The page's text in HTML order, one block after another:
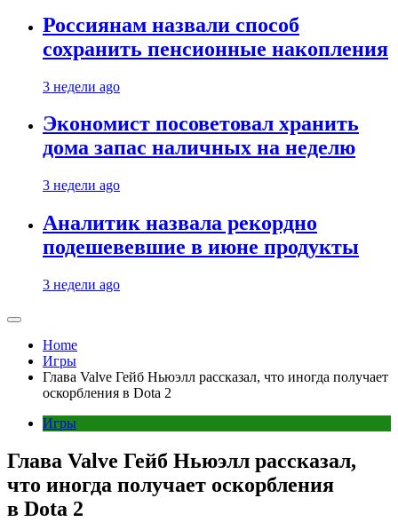
Россиянам назвали способ
сохранить пенсионные накопления
3 недели ago
Экономист посоветовал хранить
дома запас наличных на неделю
3 недели ago
Аналитик назвала рекордно
подешевевшие в июне продукты
3 недели ago
Home
Игры
Глава Valve Гейб Ньюэлл рассказал, что иногда получает
оскорбления в Dota 2
Игры
Глава Valve Гейб Ньюэлл рассказал,
что иногда получает оскорбления
в Dota 2